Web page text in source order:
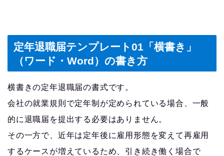
定年退職届テンプレート01「横書き」
（ワード・Word）の書き方
横書きの定年退職届の書式です。
会社の就業規則で定年制が定められている場合、一般
的に退職届を提出する必要はありません。
その一方で、近年は定年後に雇用形態を変えて再雇用
するケースが増えているため、引き続き働く場合で